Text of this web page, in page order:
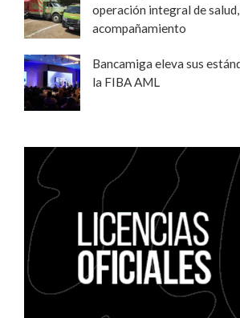
operación integral de
acompañamiento
Bancamiga eleva sus
la FIBA AML